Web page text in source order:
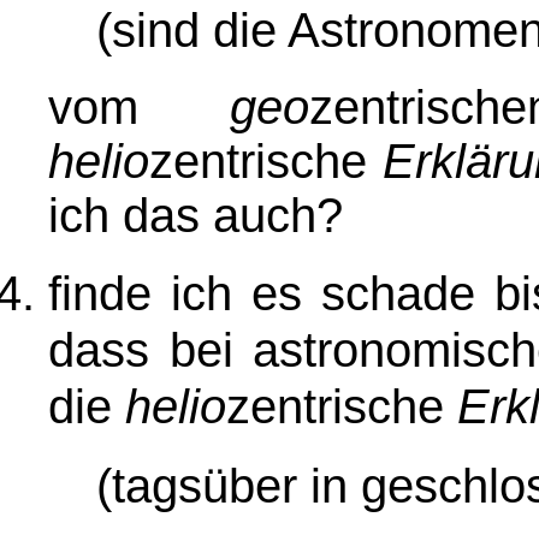
(sind die
vom geo
heliozentrische
ich das auch?
finde ich es schade
dass bei
die heliozentrische
(tagsüber in